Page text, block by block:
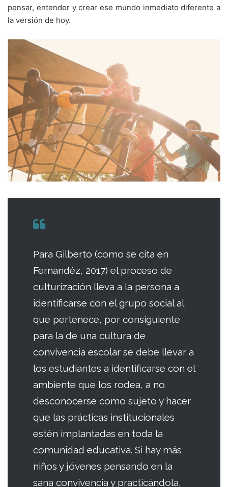
pensar, entender y crear ese mundo inmediato diferente a
la versión de hoy.
Para Gilberto (como se cita en
Fernandéz, 2017) el proceso de
culturización lleva a la persona a
identificarse con el grupo social al
que pertenece, por consiguiente
para la de una cultura de
convivencia escolar se debe llevar a
los estudiantes a identificarse con el
ambiente que los rodea, a no
desconocerse como sujeto y hacer
que las prácticas institucionales
estén implantadas en toda la
comunidad educativa. Si hay más
niños y jóvenes pensando en la
sana convivencia y practicándola,